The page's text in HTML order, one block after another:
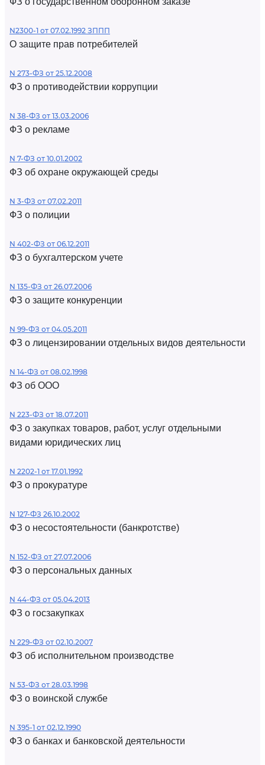
N2300-1 от 07.02.1992 ЗППП
О защите прав потребителей
N 273-ФЗ от 25.12.2008
ФЗ о противодействии коррупции
N 38-ФЗ от 13.03.2006
ФЗ о рекламе
N 7-ФЗ от 10.01.2002
ФЗ об охране окружающей среды
N 3-ФЗ от 07.02.2011
ФЗ о полиции
N 402-ФЗ от 06.12.2011
ФЗ о бухгалтерском учете
N 135-ФЗ от 26.07.2006
ФЗ о защите конкуренции
N 99-ФЗ от 04.05.2011
ФЗ о лицензировании отдельных видов деятельности
N 14-ФЗ от 08.02.1998
ФЗ об ООО
N 223-ФЗ от 18.07.2011
ФЗ о закупках товаров, работ, услуг отдельными
видами юридических лиц
N 2202-1 от 17.01.1992
ФЗ о прокуратуре
N 127-ФЗ 26.10.2002
ФЗ о несостоятельности (банкротстве)
N 152-ФЗ от 27.07.2006
ФЗ о персональных данных
N 44-ФЗ от 05.04.2013
ФЗ о госзакупках
N 229-ФЗ от 02.10.2007
ФЗ об исполнительном производстве
N 53-ФЗ от 28.03.1998
ФЗ о воинской службе
N 395-1 от 02.12.1990
ФЗ о банках и банковской деятельности